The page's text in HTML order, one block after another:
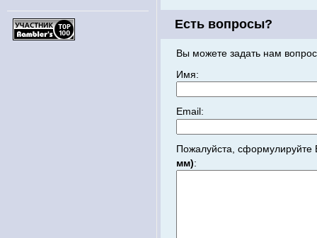
Есть вопросы?
Вы можете задать нам
Имя:
Email:
Пожалуйста,
мм):